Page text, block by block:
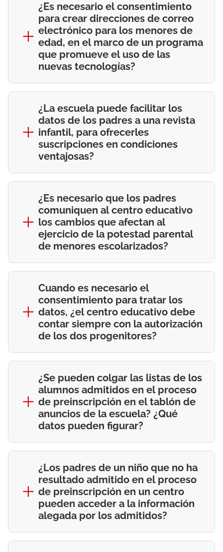
¿Es necesario el consentimiento
para crear direcciones de correo
electrónico para los menores de
edad, en el marco de un programa
que promueve el uso de las
nuevas tecnologías?
¿La escuela puede facilitar los
datos de los padres a una revista
infantil, para ofrecerles
suscripciones en condiciones
ventajosas?
¿Es necesario que los padres
comuniquen al centro educativo
los cambios que afectan al
ejercicio de la potestad parental
de menores escolarizados?
Cuando es necesario el
consentimiento para tratar los
datos, ¿el centro educativo debe
contar siempre con la autorización
de los dos progenitores?
¿Se pueden colgar las listas de los
alumnos admitidos en el proceso
de preinscripción en el tablón de
anuncios de la escuela? ¿Qué
datos pueden figurar?
¿Los padres de un niño que no ha
resultado admitido en el proceso
de preinscripción en un centro
pueden acceder a la información
alegada por los admitidos?